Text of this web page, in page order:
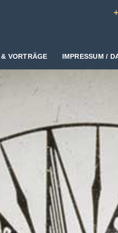
VORTRÄGE IMPRESSUM /